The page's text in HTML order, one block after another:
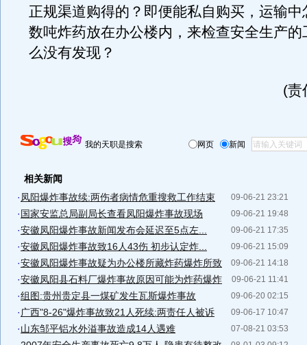
正规渠道购得的？即便能私自购买，运输中
数吨炸药放在办公楼内，来检查安全生产的
么没有发现？
(责
我的天职是搜索 网页 新闻
相关新闻
09-06-21 23:21
· 凤阳爆炸事故续:两伤者病情危重搜救工作结束
09-06-21 19:48
· 国家安监总局副局长查看凤阳爆炸事故现场
09-06-21 17:35
·安徽凤阳爆炸事故新闻发布会延迟至5点左...
09-06-21 15:09
·安徽凤阳爆炸事故致16人43伤 初步认定炸...
09-06-21 14:18
·安徽凤阳爆炸事故疑为办公楼所藏炸药爆炸所致
09-06-21 11:41
·安徽凤阳县石料厂爆炸事故原因可能为炸药爆炸
09-06-20 02:15
·组图:贵州贵定县一煤矿发生瓦斯爆炸事故
09-06-17 10:47
· 广西"8-26"爆炸事故致21人死续:两责任人被诉
07-08-21 03:53
·山东邹平铝水外溢事故造成14人遇难